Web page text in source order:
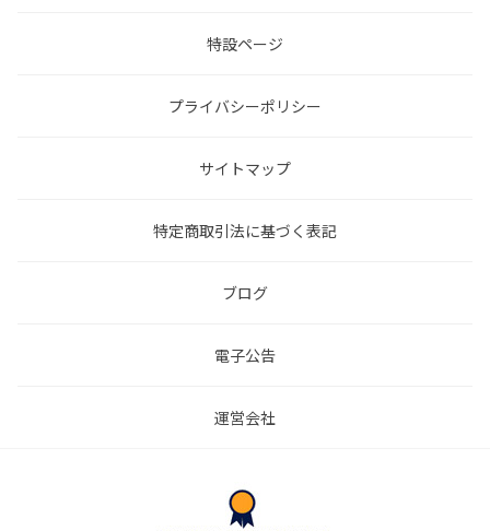
特設ページ
プライバシーポリシー
サイトマップ
特定商取引法に基づく表記
ブログ
電子公告
運営会社